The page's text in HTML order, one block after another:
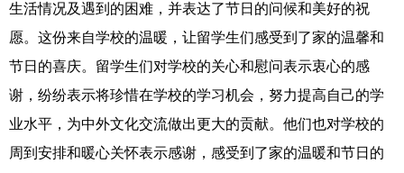
生活情况及遇到的困难，并表达了节日的问候和美好的祝
愿。这份来自学校的温暖，让留学生们感受到了家的温馨和
节日的喜庆。留学生们对学校的关心和慰问表示衷心的感
谢，纷纷表示将珍惜在学校的学习机会，努力提高自己的学
业水平，为中外文化交流做出更大的贡献。他们也对学校的
周到安排和暖心关怀表示感谢，感受到了家的温暖和节日的